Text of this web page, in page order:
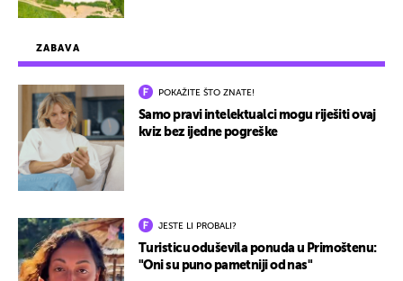
ZABAVA
POKAŽITE ŠTO ZNATE!
Samo pravi intelektualci mogu riješiti ovaj
kviz bez ijedne pogreške
JESTE LI PROBALI?
Turisticu oduševila ponuda u Primoštenu:
"Oni su puno pametniji od nas"